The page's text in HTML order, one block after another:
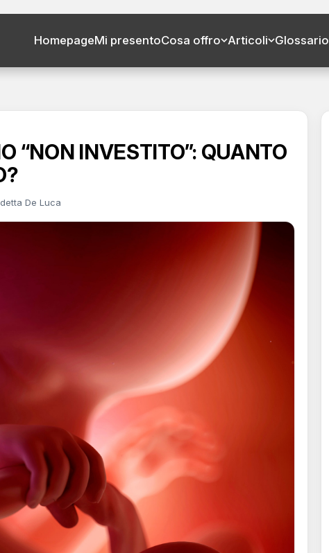
HomepageMi presentoCosa offro Articoli Glossario
“NON INVESTITO”: QUANTO
De Luca